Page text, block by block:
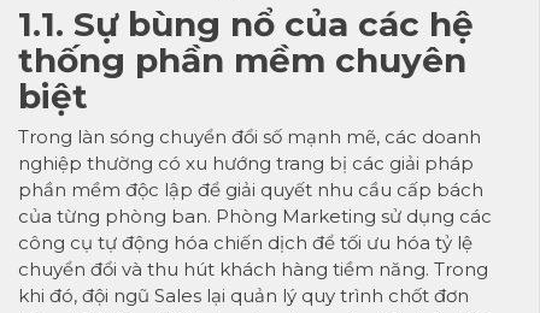
1.1. Sự bùng nổ của các hệ
thống phần mềm chuyên
biệt
Trong làn sóng chuyển đổi số mạnh mẽ, các doanh
nghiệp thường có xu hướng trang bị các giải pháp
phần mềm độc lập để giải quyết nhu cầu cấp bách
của từng phòng ban. Phòng Marketing sử dụng các
công cụ tự động hóa chiến dịch để tối ưu hóa tỷ lệ
chuyển đổi và thu hút khách hàng tiềm năng. Trong
khi đó, đội ngũ Sales lại quản lý quy trình chốt đơn